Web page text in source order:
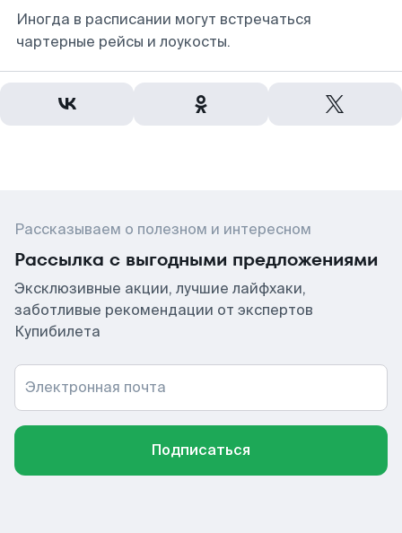
Иногда в расписании могут встречаться
чартерные рейсы и лоукосты.
Рассказываем о полезном и интересном
Рассылка с выгодными предложениями
Эксклюзивные акции, лучшие лайфхаки,
заботливые рекомендации от экспертов
Купибилета
Электронная почта
Подписаться